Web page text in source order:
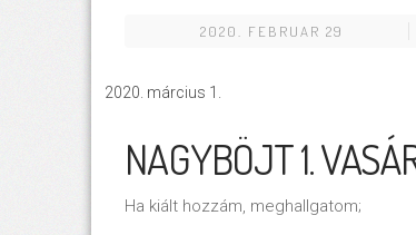
2020. FEBRUAR 29
március 1.
NAGYBÖJT 1.
Ha kiált hozzám, meghallgatom;